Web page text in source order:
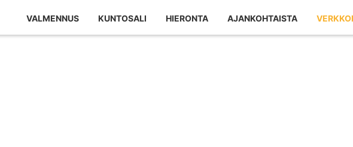
VALMENNUS KUNTOSALI HIERONTA AJANKOHTAISTA